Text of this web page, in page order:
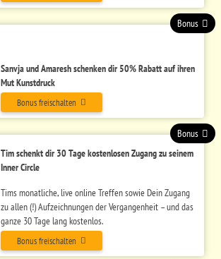
Sanvja und Amaresh schenken dir 50% Rabatt auf ihren
Mut Kunstdruck
Bonus freischalten
Bonus
Tim schenkt dir 30 Tage kostenlosen Zugang zu seinem
Inner Circle
Tims monatliche, live online Treffen sowie Dein Zugang
zu allen (!) Aufzeichnungen der Vergangenheit – und das
ganze 30 Tage lang kostenlos.
Bonus freischalten
Bonus